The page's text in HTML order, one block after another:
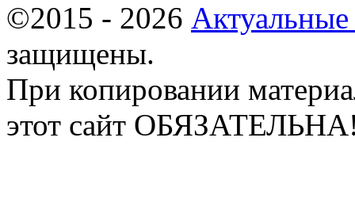
©2015 - 2026
защищены.
При копировании
этот сайт